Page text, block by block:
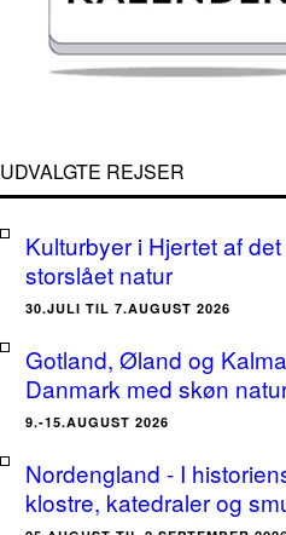
UDVALGTE REJSER
Kulturbyer i Hjertet af
storslået natur
30.JULI TIL 7.AUGUST 2026
Gotland, Øland og
Danmark med skøn
9.-15.AUGUST 2026
Nordengland - I
klostre, katedraler og